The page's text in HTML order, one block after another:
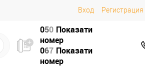
Вход Регистрация
050 Показати
номер
067 Показати
номер